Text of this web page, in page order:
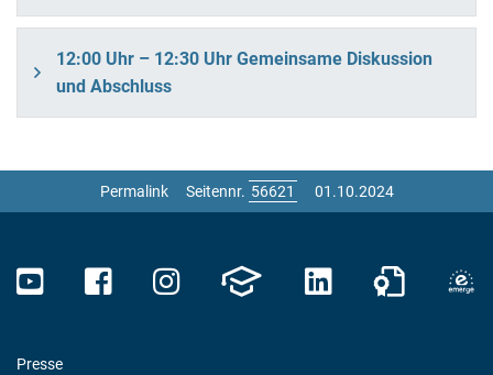
12:00 Uhr – 12:30 Uhr Gemeinsame Diskussion
und Abschluss
Permalink Seitennr. 01.10.2024
Presse